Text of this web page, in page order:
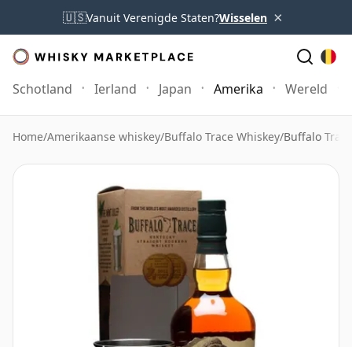
🇺🇸Vanuit Verenigde Staten?Wisselen ×
Schotland Ierland Japan Amerika Wereld
Home/Amerikaanse whiskey/Buffalo Trace Whiskey/Buffalo